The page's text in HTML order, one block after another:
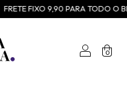
FRETE FIXO 9,90 PARA TODO O
0